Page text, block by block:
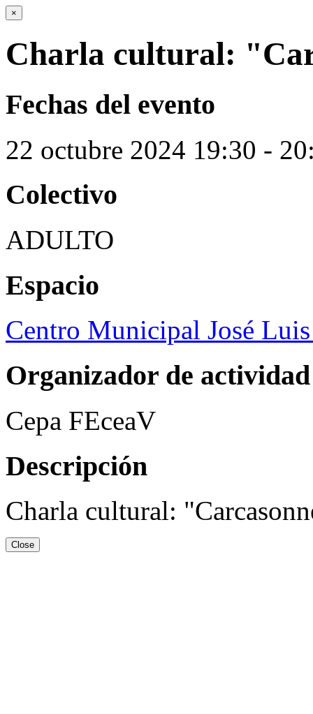
×
Charla cultural:
Fechas del evento
22 octubre 2024 19:30 -
Colectivo
ADULTO
Espacio
Centro Municipal José
Organizador de actividad
Cepa FEceaV
Descripción
Charla cultural:
Close